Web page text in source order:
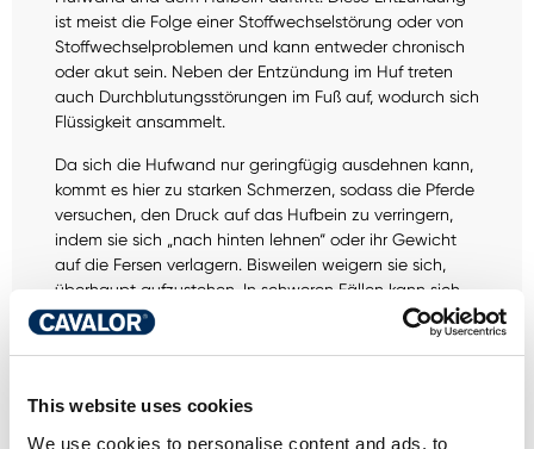
This website uses cookies
We use cookies to personalise content and ads, to
ist meist die Folge einer Stoffwechselstörung oder von
Stoffwechselproblemen und kann entweder chronisch
oder akut sein. Neben der Entzündung im Huf treten
auch Durchblutungsstörungen im Fuß auf, wodurch sich
Flüssigkeit ansammelt.
Da sich die Hufwand nur geringfügig ausdehnen kann,
kommt es hier zu starken Schmerzen, sodass die Pferde
versuchen, den Druck auf das Hufbein zu verringern,
indem sie sich „nach hinten lehnen“ oder ihr Gewicht
auf die Fersen verlagern. Bisweilen weigern sie sich,
überhaupt aufzustehen. In schweren Fällen kann sich
das Hufbein von der Hufwand lösen und sich drehen.
Dieser Schaden ist dann dauerhaft. Vorbeugen ist